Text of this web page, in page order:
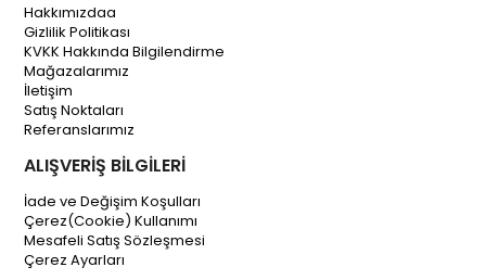
Hakkımızdaa
Gizlilik Politikası
KVKK Hakkında Bilgilendirme
Mağazalarımız
İletişim
Satış Noktaları
Referanslarımız
ALIŞVERİŞ BİLGİLERİ
İade ve Değişim Koşulları
Çerez(Cookie) Kullanımı
Mesafeli Satış Sözleşmesi
Çerez Ayarları